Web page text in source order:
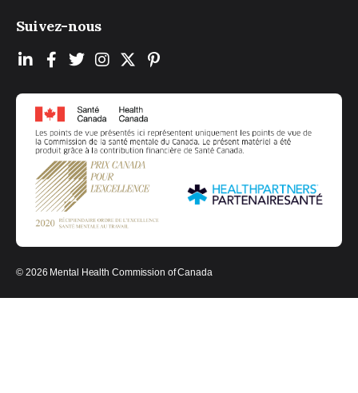
Suivez-nous
© 2026 Mental Health Commission of Canada